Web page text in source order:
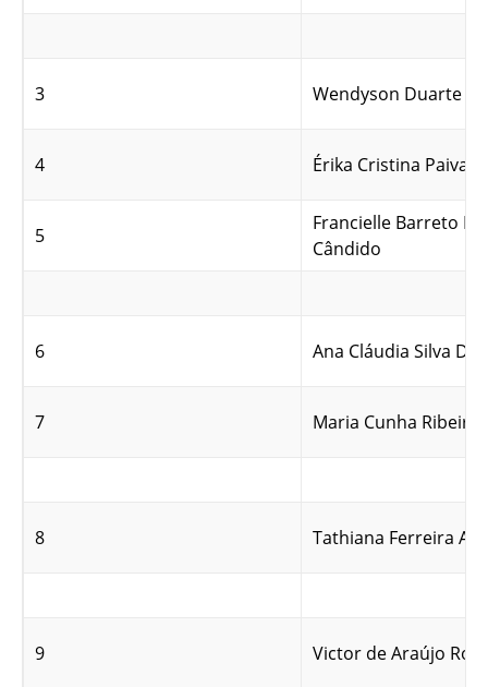
3 Wendyson Duarte
4 Érika Cristina Paiva
5
Francielle Barreto
Cândido
6 Ana Cláudia Silva
7 Maria Cunha Ribeiro
8 Tathiana Ferreira Al
9 Victor de Araújo